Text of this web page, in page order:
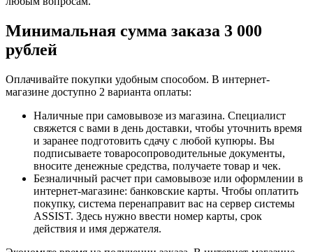
Минимальная сумма заказа 3 000
рублей
Оплачивайте покупки удобным способом. В интернет-
магазине доступно 2 варианта оплаты:
Наличные при самовывозе из магазина. Специалист
свяжется с вами в день доставки, чтобы уточнить время
и заранее подготовить сдачу с любой купюры. Вы
подписываете товаросопроводительные документы,
вносите денежные средства, получаете товар и чек.
Безналичный расчет при самовывозе или оформлении в
интернет-магазине: банковские карты. Чтобы оплатить
покупку, система перенаправит вас на сервер системы
ASSIST. Здесь нужно ввести номер карты, срок
действия и имя держателя.